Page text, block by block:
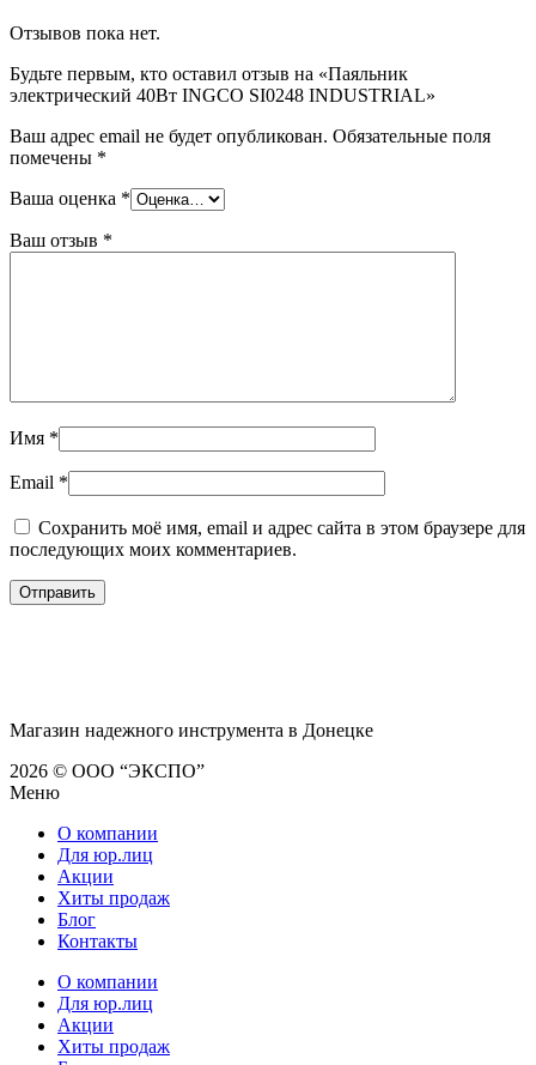
Отзывов пока нет.
Будьте первым, кто оставил отзыв на «Паяльник
электрический 40Вт INGCO SI0248 INDUSTRIAL»
Ваш адрес email не будет опубликован. Обязательные поля
помечены *
Ваша оценка *
Ваш отзыв *
Имя *
Email *
Сохранить моё имя, email и адрес сайта в этом браузере для
последующих моих комментариев.
Магазин надежного инструмента в Донецке
2026 © ООО “ЭКСПО”
Меню
О компании
Для юр.лиц
Акции
Хиты продаж
Блог
Контакты
О компании
Для юр.лиц
Акции
Хиты продаж